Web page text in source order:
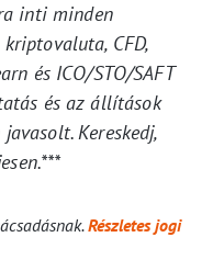
inti minden
CFD,
és ICO/STO/SAFT
és az állítások
Kereskedj,
Részletes jogi